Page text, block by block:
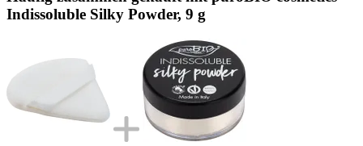
Indissoluble Silky Powder, 9 g